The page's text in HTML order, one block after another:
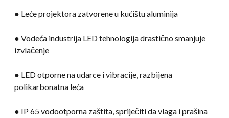
● Leće projektora zatvorene u kućištu aluminija
● Vodeća industrija LED tehnologija drastično smanjuje
izvlačenje
● LED otporne na udarce i vibracije, razbijena
polikarbonatna leća
● IP 65 vodootporna zaštita, spriječiti da vlaga i prašina